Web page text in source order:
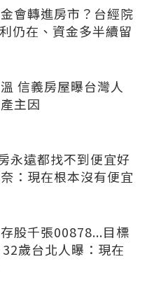
會轉進房市？台經院
仍在、資金多半續留
信義房屋曝台灣人
主因
永遠都找不到便宜好
：現在根本沒有便宜
股千張00878...目標
歲台北人曝：現在